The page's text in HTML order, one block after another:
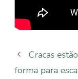
Cracas
forma para